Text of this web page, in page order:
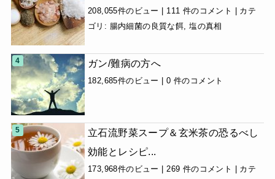
208,055件のビュー 111 件のコメント
カテ
ゴリ: 腸内細菌の良質な餌,塩の真相
ガン/難病の方へ
182,685件のビュー |0 件のコメント
立石流野菜スープ＆玄米茶の恐るべし
効能とレシピ...
173,968件のビュー |269 件のコメント
カテ